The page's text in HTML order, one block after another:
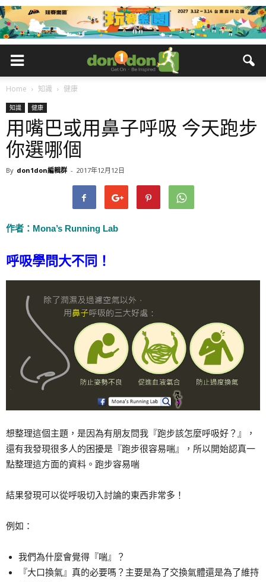
Home 知識 健康
知識 健康
用嘴巴或用鼻子呼吸 今天跑步
你選哪個
By don1don編輯群 - 2017年12月12日
作者 ：Mona’s Running Lab
呼吸學問大不同！
想整理這個主題，是因為有朋友問我『跑步該怎麼呼吸好？』，
還有我發現很多人的困擾是『跑步很容易喘』，所以開始認真一
點整理這方面的資料。跑步容易喘
結果發現可以從呼吸切入討論的東西非常多！
例如：
我們為什麼會覺得『喘』？
『大口換氣』真的必要嗎？主要是為了交換氣體還是為了維持